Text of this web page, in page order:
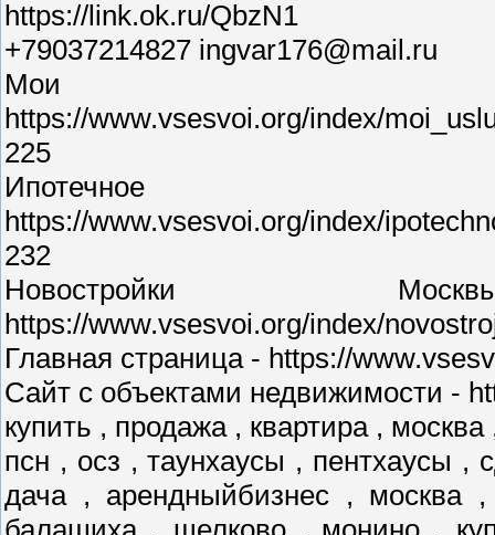
https://link.ok.ru/QbzN1
+79037214827 ingvar176@mail.ru
Мои
https://www.vsesvoi.org/index/
225
Ипотечное
https://www.vsesvoi.org/index/
232
Новостройки
https://www.vsesvoi.org/index/
Главная страница - https://
Сайт с объектами недвижимости -
купить , продажа , квартира ,
псн , осз , таунхаусы , пентхаусы ,
дача , арендныйбизнес , москва